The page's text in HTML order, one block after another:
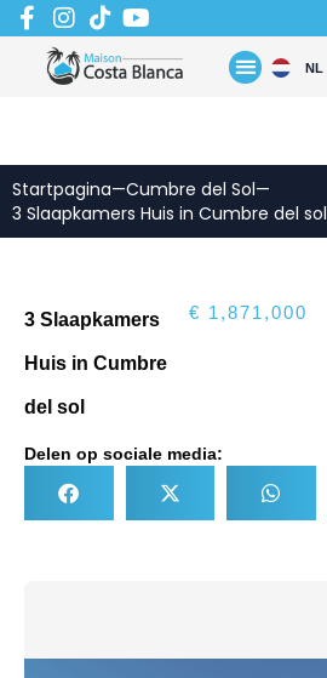
Zum
Inhalt
springen
NL
Startpagina—Cumbre del Sol—
3 Slaapkamers Huis in Cumbre del sol
3 Slaapkamers
Huis in Cumbre
del sol
€ 1,871,000
Delen op sociale media: